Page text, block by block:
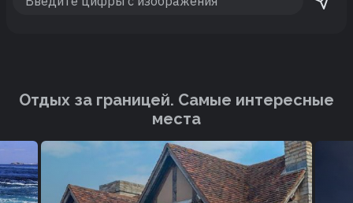
Отдых за границей. Cамые интересные
места